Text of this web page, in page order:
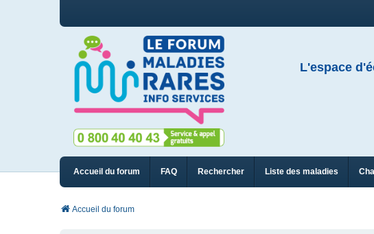
L'espace
Accueil du forum FAQ Rechercher Liste des maladies
Accueil du forum